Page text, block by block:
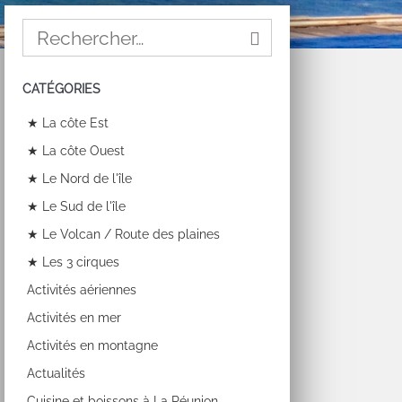
CATÉGORIES
★ La côte Est
★ La côte Ouest
★ Le Nord de l'île
★ Le Sud de l'île
★ Le Volcan / Route des plaines
★ Les 3 cirques
Activités aériennes
Activités en mer
Activités en montagne
Actualités